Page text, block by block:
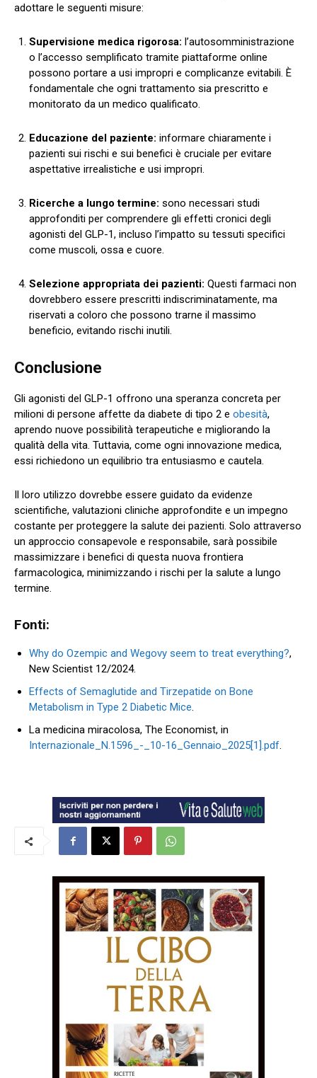
adottare le seguenti misure:
Supervisione medica rigorosa: l’autosomministrazione
o l’accesso semplificato tramite piattaforme online
possono portare a usi impropri e complicanze evitabili. È
fondamentale che ogni trattamento sia prescritto e
monitorato da un medico qualificato.
Educazione del paziente: informare chiaramente i
pazienti sui rischi e sui benefici è cruciale per evitare
aspettative irrealistiche e usi impropri.
Ricerche a lungo termine: sono necessari studi
approfonditi per comprendere gli effetti cronici degli
agonisti del GLP-1, incluso l’impatto su tessuti specifici
come muscoli, ossa e cuore.
Selezione appropriata dei pazienti: Questi farmaci non
dovrebbero essere prescritti indiscriminatamente, ma
riservati a coloro che possono trarne il massimo
beneficio, evitando rischi inutili.
Conclusione
Gli agonisti del GLP-1 offrono una speranza concreta per
milioni di persone affette da diabete di tipo 2 e obesità,
aprendo nuove possibilità terapeutiche e migliorando la
qualità della vita. Tuttavia, come ogni innovazione medica,
essi richiedono un equilibrio tra entusiasmo e cautela.
Il loro utilizzo dovrebbe essere guidato da evidenze
scientifiche, valutazioni cliniche approfondite e un impegno
costante per proteggere la salute dei pazienti. Solo attraverso
un approccio consapevole e responsabile, sarà possibile
massimizzare i benefici di questa nuova frontiera
farmacologica, minimizzando i rischi per la salute a lungo
termine.
Fonti:
Why do Ozempic and Wegovy seem to treat everything?,
New Scientist 12/2024.
Effects of Semaglutide and Tirzepatide on Bone
Metabolism in Type 2 Diabetic Mice.
La medicina miracolosa, The Economist, in
Internazionale_N.1596_-_10-16_Gennaio_2025[1].pdf.